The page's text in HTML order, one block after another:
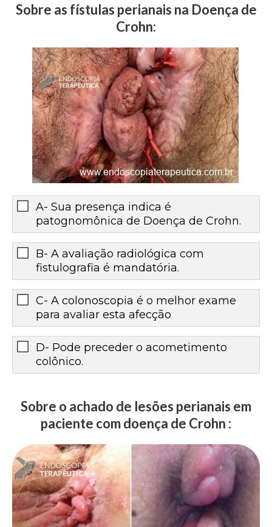
Sobre as fístulas perianais na Doença de
Crohn:
A- Sua presença indica é
patognomônica de Doença de Crohn.
B- A avaliação radiológica com
fistulografia é mandatória.
C- A colonoscopia é o melhor exame
para avaliar esta afecção
D- Pode preceder o acometimento
colônico.
Sobre o achado de lesões perianais em
paciente com doença de Crohn :